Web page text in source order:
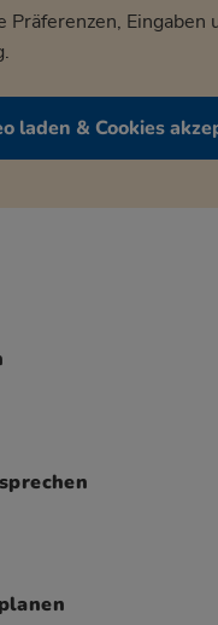
.
laden & Cookies